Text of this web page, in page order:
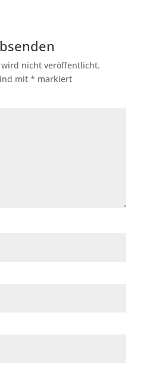
wird nicht veröffentlicht.
mit * markiert